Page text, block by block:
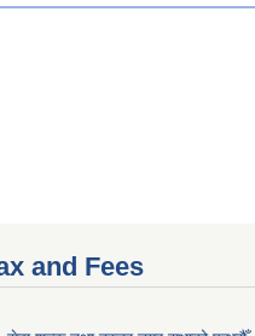
and Fees